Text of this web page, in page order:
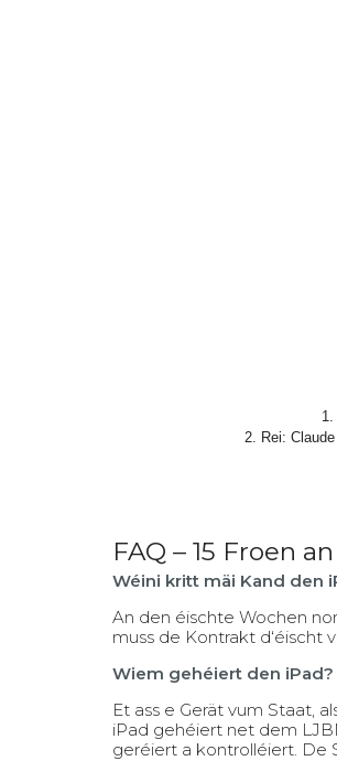
2. Rei:
FAQ – 15 Froen
Wéini kritt mäi Kand den
An den éischte Wochen
muss de Kontrakt d‘éischt
Wiem gehéiert den iPad?
Et ass e Gerät vum Staat,
iPad gehéiert net dem
geréiert a kontrolléiert. De